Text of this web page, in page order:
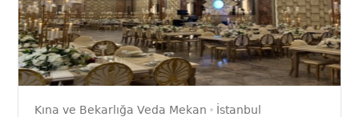
Kına ve Bekarlığa Veda Mekan İstanbul